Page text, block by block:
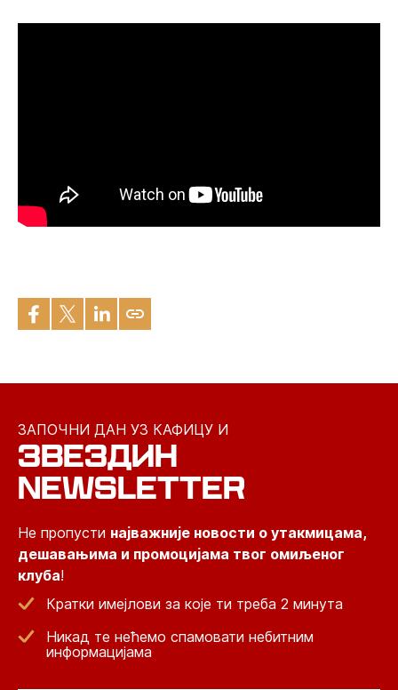
ЗАПОЧНИ ДАН УЗ КАФИЦУ И
ЗВЕЗДИН
NEWSLETTER
Не пропусти најважније новости о утакмицама,
дешавањима и промоцијама твог омиљеног
клуба!
Кратки имејлови за које ти треба 2 минута
Никад те нећемо спамовати небитним
информацијама